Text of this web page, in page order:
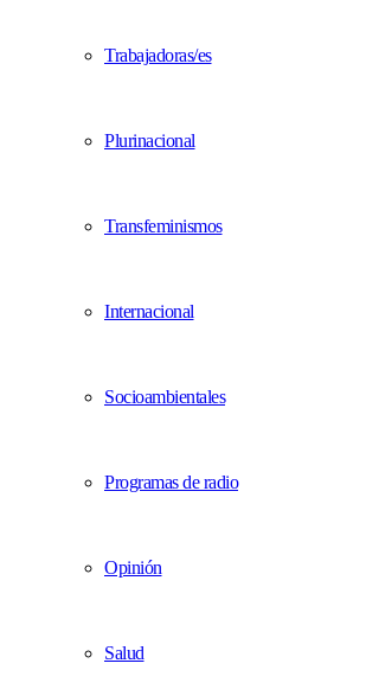
Trabajadoras/es
Plurinacional
Transfeminismos
Internacional
Socioambientales
Programas de radio
Opinión
Salud